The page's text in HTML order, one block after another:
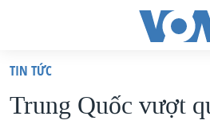
truy
cậpVIỆT NAM
TIN TỨC
Trung Quốc vượt